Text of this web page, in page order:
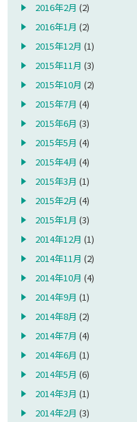
2016年2月 (2)
2016年1月 (2)
2015年12月 (1)
2015年11月 (3)
2015年10月 (2)
2015年7月 (4)
2015年6月 (3)
2015年5月 (4)
2015年4月 (4)
2015年3月 (1)
2015年2月 (4)
2015年1月 (3)
2014年12月 (1)
2014年11月 (2)
2014年10月 (4)
2014年9月 (1)
2014年8月 (2)
2014年7月 (4)
2014年6月 (1)
2014年5月 (6)
2014年3月 (1)
2014年2月 (3)